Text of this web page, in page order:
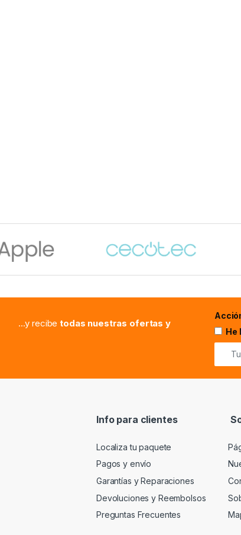
...y recibetodas nuestras ofertas y
He
Info para clientes
Localiza tu paquete
Pagos y envío
Garantías y Reparaciones
Devoluciones y Reembolsos
Preguntas Frecuentes